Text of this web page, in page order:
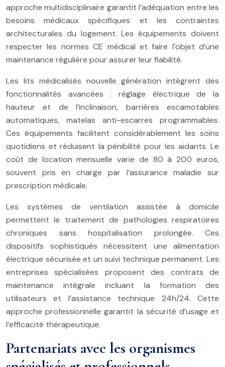
approche multidisciplinaire garantit l’adéquation entre les
besoins médicaux spécifiques et les contraintes
architecturales du logement. Les équipements doivent
respecter les normes CE médical et faire l’objet d’une
maintenance régulière pour assurer leur fiabilité.
Les lits médicalisés nouvelle génération intègrent des
fonctionnalités avancées : réglage électrique de la
hauteur et de l’inclinaison, barrières escamotables
automatiques, matelas anti-escarres programmables.
Ces équipements facilitent considérablement les soins
quotidiens et réduisent la pénibilité pour les aidants. Le
coût de location mensuelle varie de 80 à 200 euros,
souvent pris en charge par l’assurance maladie sur
prescription médicale.
Les systèmes de ventilation assistée à domicile
permettent le traitement de pathologies respiratoires
chroniques sans hospitalisation prolongée. Ces
dispositifs sophistiqués nécessitent une alimentation
électrique sécurisée et un suivi technique permanent. Les
entreprises spécialisées proposent des contrats de
maintenance intégrale incluant la formation des
utilisateurs et l’assistance technique 24h/24. Cette
approche professionnelle garantit la sécurité d’usage et
l’efficacité thérapeutique.
Partenariats avec les organismes